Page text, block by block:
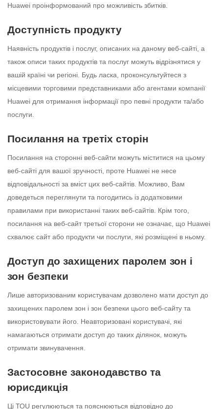
Huawei проінформований про можливість збитків.
Доступність продукту
Наявність продуктів і послуг, описаних на даному веб-сайті, а
також описи таких продуктів та послуг можуть відрізнятися у
вашій країні чи регіоні. Будь ласка, проконсультуйтеся з
місцевими торговими представниками або агентами компанії
Huawei для отримання інформації про певні продукти та/або
послуги.
Посилання на третіх сторін
Посилання на сторонні веб-сайти можуть міститися на цьому
веб-сайті для вашої зручності, проте Huawei не несе
відповідальності за вміст цих веб-сайтів. Можливо, Вам
доведеться переглянути та погодитись із додатковими
правилами при використанні таких веб-сайтів. Крім того,
посилання на веб-сайт третьої сторони не означає, що Huawei
схвалює сайт або продукти чи послуги, які розміщені в ньому.
Доступ до захищених паролем зон і
зон безпеки
Лише авторизованим користувачам дозволено мати доступ до
захищених паролем зон і зон безпеки цього веб-сайту та
використовувати його. Неавторизовані користувачі, які
намагаються отримати доступ до таких ділянок, можуть
отримати звинувачення.
Застосовне законодавство та
юрисдикція
Ці ТОU регулюються та пояснюються відповідно до